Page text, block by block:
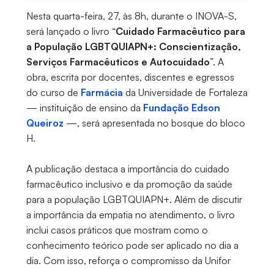
Nesta quarta-feira, 27, às 8h, durante o INOVA-S,
será lançado o livro “Cuidado Farmacêutico para
a População LGBTQUIAPN+: Conscientização,
Serviços Farmacêuticos e Autocuidado”. A
obra, escrita por docentes, discentes e egressos
do curso de Farmácia da Universidade de Fortaleza
— instituição de ensino da Fundação Edson
Queiroz —, será apresentada no bosque do bloco
H.
A publicação destaca a importância do cuidado
farmacêutico inclusivo e da promoção da saúde
para a população LGBTQUIAPN+. Além de discutir
a importância da empatia no atendimento, o livro
inclui casos práticos que mostram como o
conhecimento teórico pode ser aplicado no dia a
dia. Com isso, reforça o compromisso da Unifor